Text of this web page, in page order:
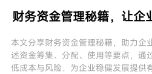
财务资金管理秘籍，让企
本文分享财务资金管理秘籍，助力企
述资金筹集、分配、使用等要点，通
低成本与风险，为企业稳健发展提供